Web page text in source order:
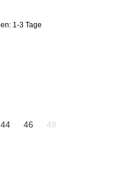
1-3 Tage
44 46 48